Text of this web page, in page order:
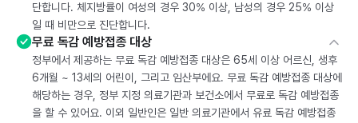
단합니다. 체지방률이 여성의 경우 30% 이상, 남성의 경우 25% 이상
일 때 비만으로 진단합니다.
무료 독감 예방접종 대상
정부에서 제공하는 무료 독감 예방접종 대상은 65세 이상 어르신, 생후
6개월 ~ 13세의 어린이, 그리고 임산부에요. 무료 독감 예방접종 대상에
해당하는 경우, 정부 지정 의료기관과 보건소에서 무료로 독감 예방접종
을 할 수 있어요. 이외 일반인은 일반 의료기관에서 유료 독감 예방접종